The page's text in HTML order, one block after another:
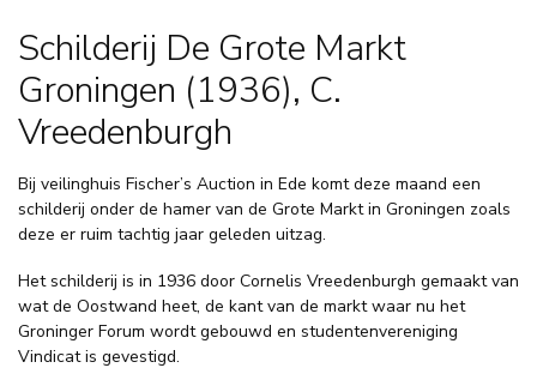
Schilderij De Grote Markt
Groningen (1936), C.
Vreedenburgh
Bij veilinghuis Fischer’s Auction in Ede komt deze maand een
schilderij onder de hamer van de Grote Markt in Groningen zoals
deze er ruim tachtig jaar geleden uitzag.
Het schilderij is in 1936 door Cornelis Vreedenburgh gemaakt van
wat de Oostwand heet, de kant van de markt waar nu het
Groninger Forum wordt gebouwd en studentenvereniging
Vindicat is gevestigd.